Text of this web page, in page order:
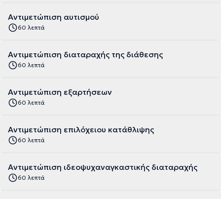
Αντιμετώπιση αυτισμού
60 λεπτά
Αντιμετώπιση διαταραχής της διάθεσης
60 λεπτά
Αντιμετώπιση εξαρτήσεων
60 λεπτά
Αντιμετώπιση επιλόχειου κατάθλιψης
60 λεπτά
Αντιμετώπιση ιδεοψυχαναγκαστικής διαταραχής
60 λεπτά